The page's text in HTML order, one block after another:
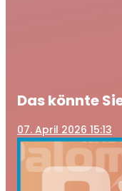
Das könnte
07. April 2026 15:13